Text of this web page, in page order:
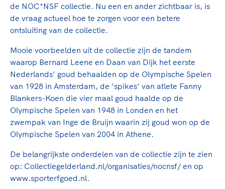
een rondje fietsen, door samen te skaten of naar
de sportschool te gaan. Door samen te juichen
voor Sifan Hassan, Rico Verhoeven, Diede de
Groot en het Nederlands Elftal. Of met trots te
genieten van de karatewedstrijd van je dochter,
de halve marathon van je moeder of de
hockeywedstrijd van je buurjongen.
Lees verder
Beroepskrachten
Samen voor een veilige
sportomgeving
Voor welk gedrag staat de club? Wat mag wel
langs de lijn, in de kleedkamer, kantine en online?
En wat mag vooral niet? Een gedragscode geeft
hier richting aan en is dus een belangrijk
onderdeel van het clubbeleid rondom gewenst en
Lees verder
De TeamNL Academie
De TeamNL Academie biedt een leer- en
binnen TeamNL programma's: experts, coaches,
bestuurders, (technisch) directeuren, managers en
toekomstig kader.
Lees verder
de NOC*NSF collectie. Nu een en ander zichtbaar is, is
de vraag actueel hoe te zorgen voor een betere
ontsluiting van de collectie.
Mooie voorbeelden uit de collectie zijn de tandem
waarop Bernard Leene en Daan van Dijk het eerste
Nederlands’ goud behaalden op de Olympische Spelen
van 1928 in Amsterdam, de ‘spikes’ van atlete Fanny
Blankers-Koen die vier maal goud haalde op de
Olympische Spelen van 1948 in Londen en het
zwempak van Inge de Bruijn waarin zij goud won op de
Olympische Spelen van 2004 in Athene.
De belangrijkste onderdelen van de collectie zijn te zien
op: Collectiegelderland.nl/organisaties/nocnsf/ en op
www.sporterfgoed.nl.